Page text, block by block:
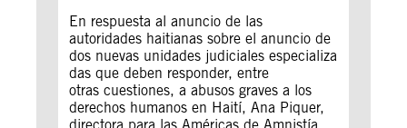
En respuesta al anuncio de las
autoridades haitianas sobre el anuncio de
dos nuevas unidades judiciales especializa
das que deben responder, entre
otras cuestiones, a abusos graves a los
derechos humanos en Haití, Ana Piquer,